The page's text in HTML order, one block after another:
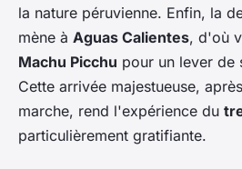
la nature péruvienne. Enfin, la
mène à Aguas Calientes, d'où
Machu Picchu pour un lever de
Cette arrivée majestueuse,
marche, rend l'expérience du
particulièrement gratifiante.